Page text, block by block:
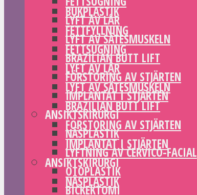
LYFT AV LÅR
LYFT AV SÄTESMUSKELN
BRAZILIAN BUTT LIFT
FÖRSTORING AV STJÄRTEN
IMPLANTAT I STJÄRTEN
ANSIKTSKIRURGI
NÄSPLASTIK
LYFTNING AV CERVICO-FACIAL
OTOPLASTIK
BICKEKTOMI
BUKPLASTIK
FETTFYLLNING
FETTSUGNING
LYFT AV LÅR
LYFT AV SÄTESMUSKELN
BRAZILIAN BUTT LIFT
FÖRSTORING AV STJÄRTEN
IMPLANTAT I STJÄRTEN
ANSIKTSKIRURGI
NÄSPLASTIK